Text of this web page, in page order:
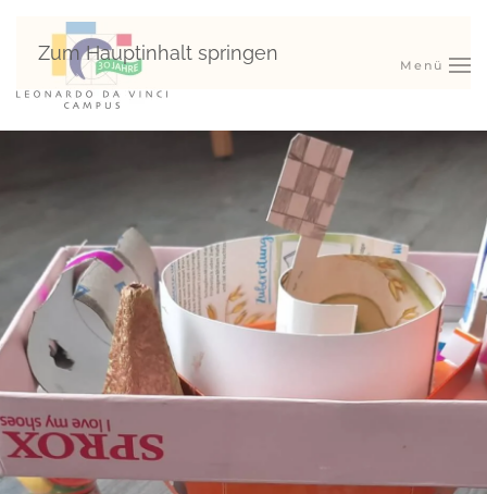
Zum Hauptinhalt springen
Menü